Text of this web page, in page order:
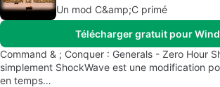
Un mod C&amp;C primé
Télécharger gratuit pour
Command & ; Conquer : Generals - Zero Hour
simplement ShockWave est une modification
en temps…